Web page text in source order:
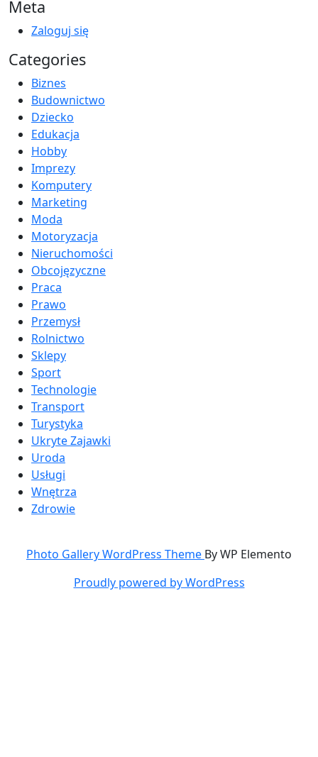
Meta
Zaloguj się
Categories
Biznes
Budownictwo
Dziecko
Edukacja
Hobby
Imprezy
Komputery
Marketing
Moda
Motoryzacja
Nieruchomości
Obcojęzyczne
Praca
Prawo
Przemysł
Rolnictwo
Sklepy
Sport
Technologie
Transport
Turystyka
Ukryte Zajawki
Uroda
Usługi
Wnętrza
Zdrowie
Photo Gallery WordPress Theme By WP Elemento
Proudly powered by WordPress